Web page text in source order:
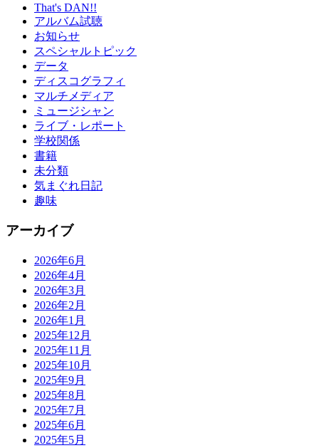
That's DAN!!
アルバム試聴
お知らせ
スペシャルトピック
データ
ディスコグラフィ
マルチメディア
ミュージシャン
ライブ・レポート
学校関係
書籍
未分類
気まぐれ日記
趣味
アーカイブ
2026年6月
2026年4月
2026年3月
2026年2月
2026年1月
2025年12月
2025年11月
2025年10月
2025年9月
2025年8月
2025年7月
2025年6月
2025年5月